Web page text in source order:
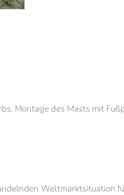
Montage des Masts mit
Weltmarktsituation